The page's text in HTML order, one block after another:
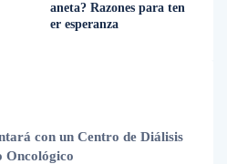
aneta? Razones para ten
er esperanza
con un Centro de Diálisis
Oncológico